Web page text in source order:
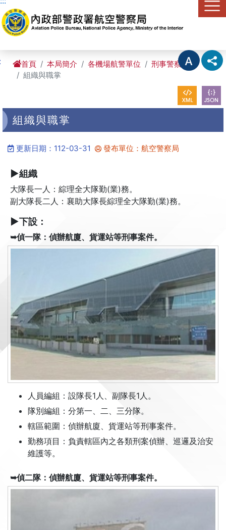
進入內容區塊
首頁 本局簡介 各機場航警單位
刑事警察大隊
組織與職掌
組織與職掌
更新日期：112-03-31 發布單位：航空警察局
▶組織
大隊長一人：綜理全大隊勤(業)務。
副大隊長二人：襄助大隊長綜理全大隊勤(業)務。
▶下設：
➥偵一隊：偵辦航廈、貨運站等刑事案件。
人員編組：設隊長1人、副隊長1人。
隊別編組：分第一、二、三分隊。
轄區範圍：偵辦航廈、貨運站等刑事案件。
勤務項目：負責轄區內之各類刑案偵辦、巡邏及治安
維護等。
➥偵二隊：偵辦航廈、貨運站等刑事案件。